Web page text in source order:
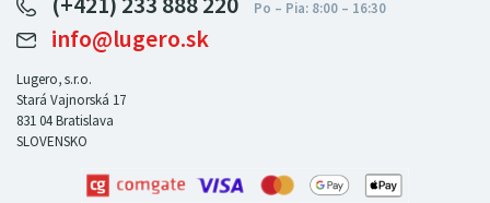
LUGERO Nemecko
LUGERO Česká republika
LUGERO Maďarsko
LUGERO Rakousko
info@lugero.sk
Lugero, s.r.o.
Stará Vajnorská 17
831 04Bratislava
SLOVENSKO